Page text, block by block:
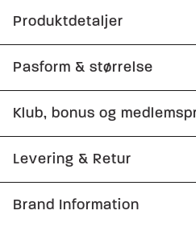
Produktdetaljer
Logomærke nederst på
Skjorten har én knap
Lavet med Superflex,
elasticitet og komfort.
To åbne sidelommer.
Pasform & størrelse
Fit:Slim fit
Model:Modellen er iført
Størrelsesguide
Klub, bonus og
Tilmeld dig Club Wagner
Spar 10% på din første
Levering & Retur
1-2 hverdage.
Brand Information